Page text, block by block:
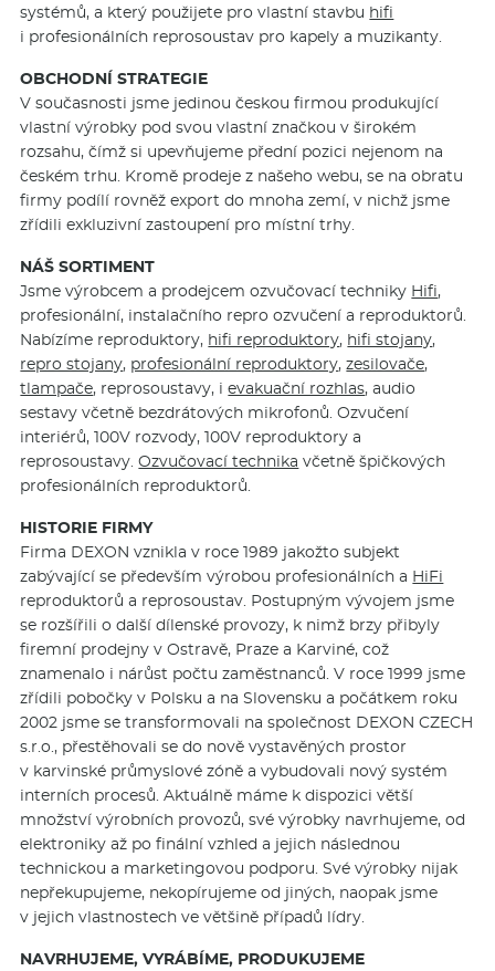
systémů, a který použijete pro vlastní stavbu hifi
i profesionálních reprosoustav pro kapely a muzikanty.
OBCHODNÍ STRATEGIE
V současnosti jsme jedinou českou firmou produkující
vlastní výrobky pod svou vlastní značkou v širokém
rozsahu, čímž si upevňujeme přední pozici nejenom na
českém trhu. Kromě prodeje z našeho webu, se na obratu
firmy podílí rovněž export do mnoha zemí, v nichž jsme
zřídili exkluzivní zastoupení pro místní trhy.
NÁŠ SORTIMENT
Jsme výrobcem a prodejcem ozvučovací techniky Hifi,
profesionální, instalačního repro ozvučení a reproduktorů.
Nabízíme reproduktory, hifi reproduktory, hifi stojany,
repro stojany, profesionální reproduktory,zesilovače,
tlampače, reprosoustavy, ievakuační rozhlas, audio
sestavy včetně bezdrátových mikrofonů. Ozvučení
interiérů, 100V rozvody, 100V reproduktory a
reprosoustavy.Ozvučovací technika včetně špičkových
profesionálních reproduktorů.
HISTORIE FIRMY
Firma DEXON vznikla v roce 1989 jakožto subjekt
zabývající se především výrobou profesionálních a HiFi
reproduktorů a reprosoustav. Postupným vývojem jsme
se rozšířili o další dílenské provozy, k nimž brzy přibyly
firemní prodejny v Ostravě, Praze a Karviné, což
znamenalo i nárůst počtu zaměstnanců. V roce 1999 jsme
zřídili pobočky v Polsku a na Slovensku a počátkem roku
2002 jsme se transformovali na společnost DEXON CZECH
s.r.o., přestěhovali se do nově vystavěných prostor
v karvinské průmyslové zóně a vybudovali nový systém
interních procesů. Aktuálně máme k dispozici větší
množství výrobních provozů, své výrobky navrhujeme, od
elektroniky až po finální vzhled a jejich následnou
technickou a marketingovou podporu. Své výrobky nijak
nepřekupujeme, nekopírujeme od jiných, naopak jsme
v jejich vlastnostech ve většině případů lídry.
NAVRHUJEME, VYRÁBÍME, PRODUKUJEME